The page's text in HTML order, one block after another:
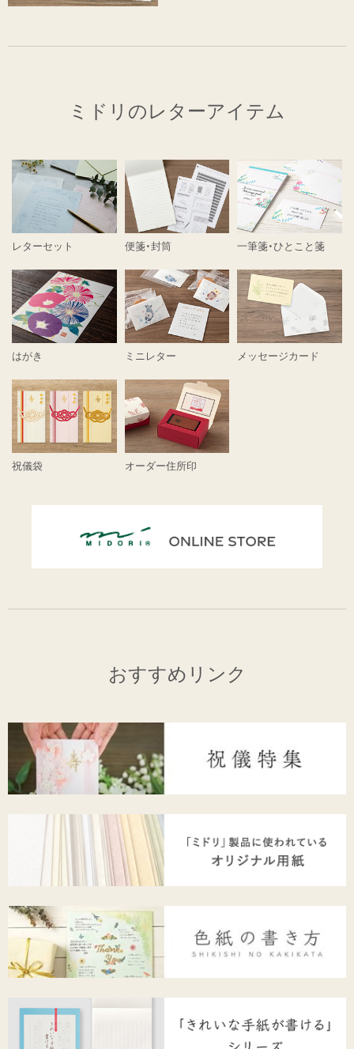
ミドリのレターアイテム
レターセット 便箋・封筒 一筆箋・ひとこと箋
はがき ミニレター メッセージカード
祝儀袋 オーダー住所印
おすすめリンク